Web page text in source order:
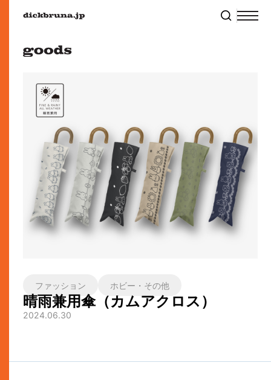
ファッション ホビー・その他
晴雨兼用傘（カムアクロス）
2024.06.30